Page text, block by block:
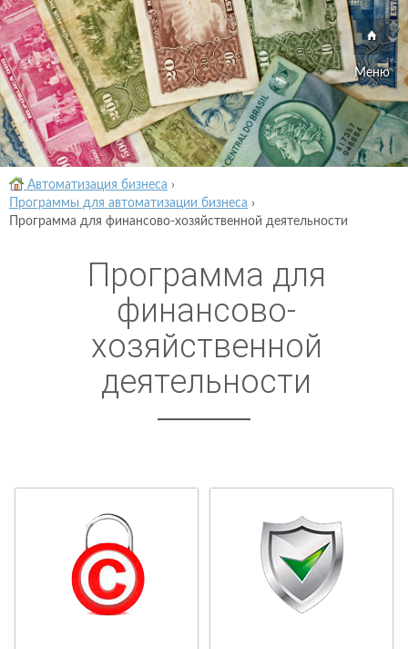
Меню
Автоматизация бизнеса ›
Программы для автоматизации бизнеса ›
Программа для финансово-хозяйственной деятельности
Программа для
финансово-
хозяйственной
деятельности